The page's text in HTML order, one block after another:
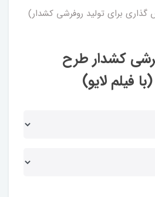
برای تولید روفرشی کشدار)
کشدار طرح